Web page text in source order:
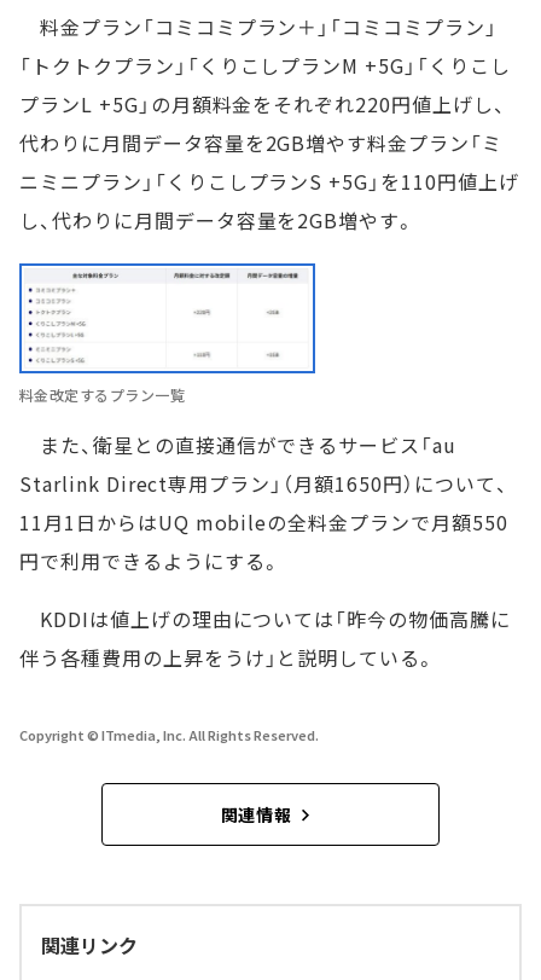
料金プラン「コミコミプラン＋」「コミコミプラン」
「トクトクプラン」「くりこしプランM +5G」「くりこし
プランL +5G」の月額料金をそれぞれ220円値上げし、
代わりに月間データ容量を2GB増やす料金プラン「ミ
ニミニプラン」「くりこしプランS +5G」を110円値上げ
し、代わりに月間データ容量を2GB増やす。
料金改定するプラン一覧
また、衛星との直接通信ができるサービス「au
Starlink Direct専用プラン」（月額1650円）について、
11月1日からはUQ mobileの全料金プランで月額550
円で利用できるようにする。
KDDIは値上げの理由については「昨今の物価高騰に
伴う各種費用の上昇をうけ」と説明している。
Copyright © ITmedia, Inc. All Rights Reserved.
関連情報
関連リンク